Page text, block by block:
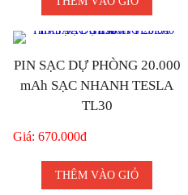
PIN SẠC DỰ PHÒNG 20.000
mAh SẠC NHANH TESLA
TL30
Giá: 670.000đ
THÊM VÀO GIỎ